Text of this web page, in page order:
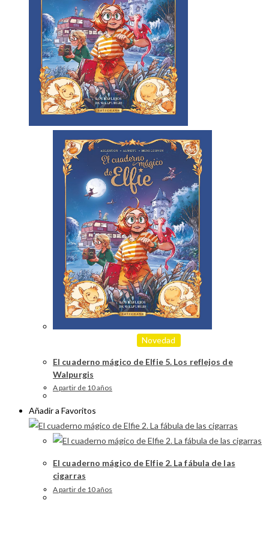
Novedad
El cuaderno mágico de Elfie 5. Los reflejos de
Walpurgis
A partir de 10 años
Añadir a Favoritos
El cuaderno mágico de Elfie 2. La fábula de las
cigarras
A partir de 10 años